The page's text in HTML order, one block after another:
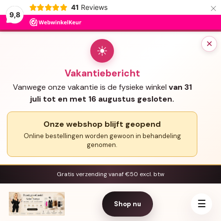
9,8
41 Reviews ×
×
☀
Vakantiebericht
Vanwege onze vakantie is de fysieke winkel van 31
juli tot en met 16 augustus gesloten.
Onze webshop blijft geopend
Online bestellingen worden gewoon in behandeling
genomen.
Gratis verzending vanaf €50 excl. btw
Shop nu ☰